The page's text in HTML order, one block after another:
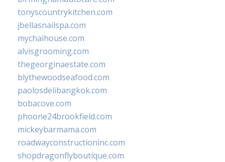
tonyscountrykitchen.com
jbellasnailspa.com
mychaihouse.com
alvisgrooming.com
thegeorginaestate.com
blythewoodseafood.com
paolosdelibangkok.com
bobacove.com
phoone24brookfield.com
mickeybarmama.com
roadwayconstructioninc.com
shopdragonflyboutique.com